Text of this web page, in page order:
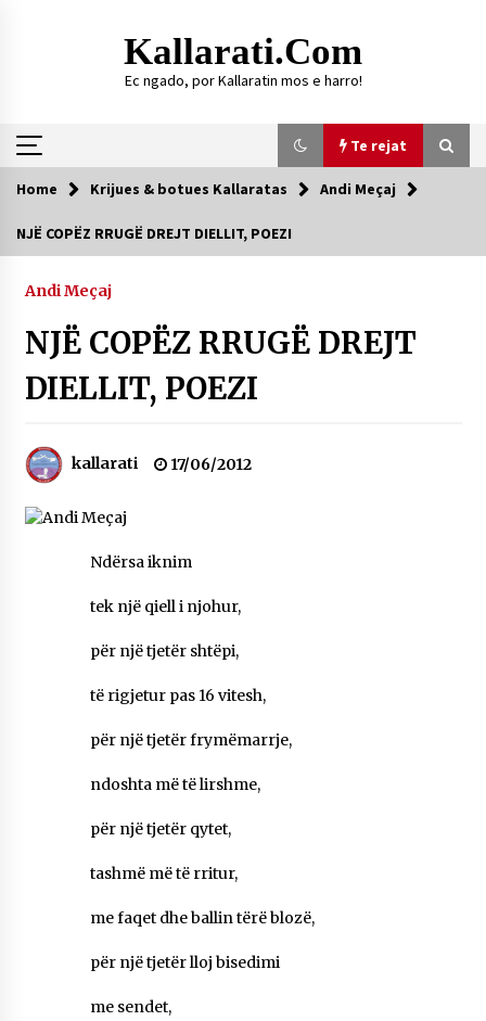
Kallarati.com
Ec ngado, por Kallaratin mos e harro!
Te rejat
Te rejat
SHOQATËS “KALLARATI”
Gazeta Kallarati nr. 118
07/07/2026
06/06/2026
NË KALLARAT, NË “FSHATIN E DJEGUR” U
ZHVILLUA EDICIONI I TRETË I PIKNIKU
26/05/2026
Gazeta Kallarati nr. 117
28/01/2026
Mbi kockat e martirëve ngrihet Atdheu
14/10/2025
Faksimilet e një 83 vjetori lufte: Çfarë shkruan
RINDËRTIMIN E VENDIT – NGA ÇIZE XHAFERAJ
Home Krijues & botues Kallaratas Andi Meçaj
NJË COPËZ RRUGË DREJT DIELLIT, POEZI
Andi Meçaj
NJË COPËZ RRUGË DREJT
DIELLIT, POEZI
kallarati 17/06/2012
Ndërsa iknim
tek një qiell i njohur,
për një tjetër shtëpi,
të rigjetur pas 16 vitesh,
për një tjetër frymëmarrje,
ndoshta më të lirshme,
për një tjetër qytet,
tashmë më të rritur,
me faqet dhe ballin tërë blozë,
për një tjetër lloj bisedimi
me sendet,